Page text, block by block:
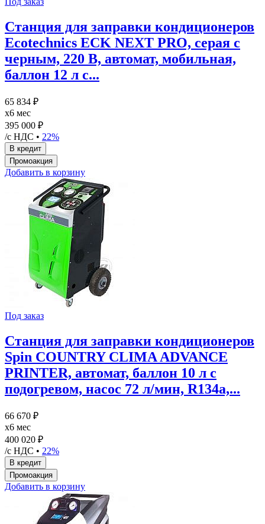
Станция для заправки кондиционеров
Ecotechnics ECK NEXT PRO, серая с
черным, 220 В, автомат, мобильная,
баллон 12 л с...
65 834 ₽
x6 мес
395 000 ₽
/с НДС • 22%
Добавить в корзину
Под заказ
Станция для заправки кондиционеров
Spin COUNTRY CLIMA ADVANCE
PRINTER, автомат, баллон 10 л с
подогревом, насос 72 л/мин, R134а,...
66 670 ₽
x6 мес
400 020 ₽
/с НДС • 22%
Добавить в корзину